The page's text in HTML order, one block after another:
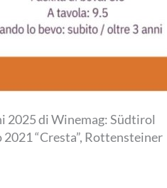
2025 di Winemag: Südtirol
“Cresta”, Rottensteiner